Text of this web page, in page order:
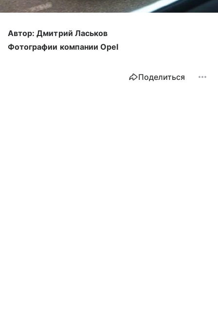
Автор: Дмитрий Ласьков
Фотографии компании Opel
Поделиться